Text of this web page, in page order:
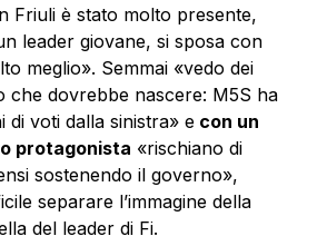
Friuli è stato molto presente,
leader giovane, si sposa con
meglio». Semmai «vedo dei
che dovrebbe nascere: M5S ha
di voti dalla sinistra» e con un
protagonista «rischiano di
sostenendo il governo»,
separare l’immagine della
del leader di Fi.